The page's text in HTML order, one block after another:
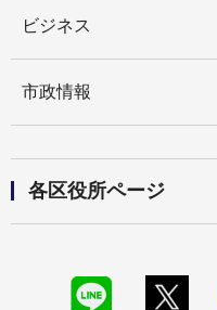
ビジネス
市政情報
各区役所ページ